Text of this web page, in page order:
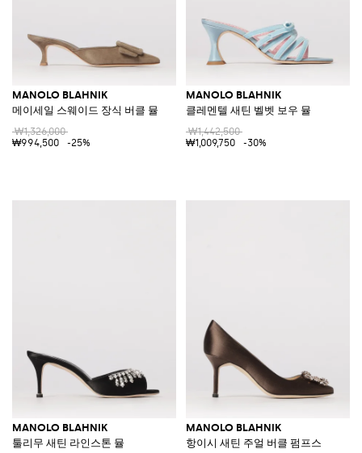
MANOLO BLAHNIK
메이세일 스웨이드 장식 버클 뮬
₩1,326,000
₩994,500
-25%
MANOLO BLAHNIK
클레멘텔 새틴 벨벳 보우 뮬
₩1,442,500
₩1,009,750
-30%
MANOLO BLAHNIK
툴리무 새틴 라인스톤 뮬
MANOLO BLAHNIK
항이시 새틴 주얼 버클 펌프스